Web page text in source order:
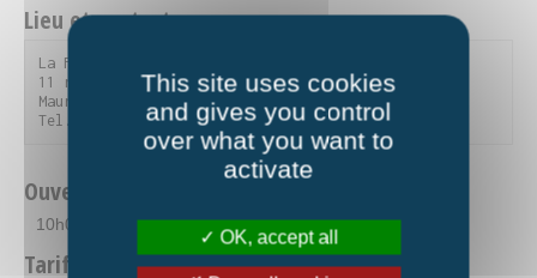
Lieu et contact
La Fourmilière
11 rue du Parc de la Vanoise - 73300 Saint-Jean-de-
Maurienne
Tel. 04 79 59 90 56
Ouverture
10h00-12h00
Tarifs
This site uses cookies
and gives you control
over what you want to
activate
OK, accept all